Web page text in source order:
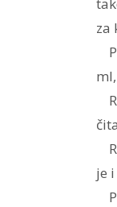
za
je